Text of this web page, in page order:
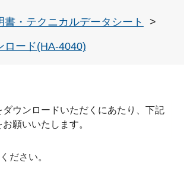
書・テクニカルデータシート
ロード(HA-4040)
ウンロードいただくにあたり、下記
願いいたします。
ださい。